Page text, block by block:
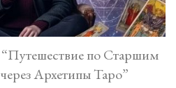
по Старшим
Архетипы Таро”